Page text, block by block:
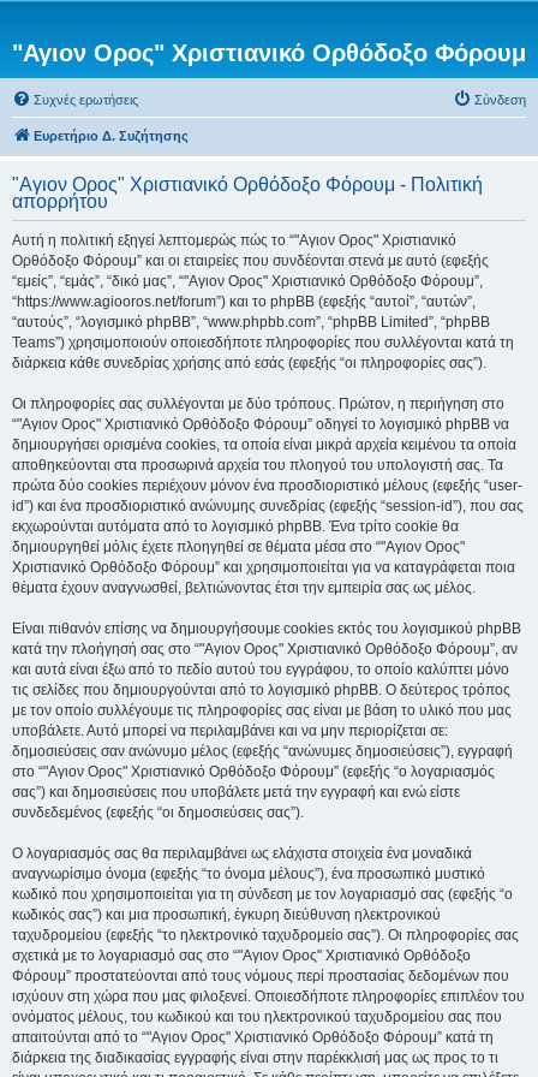
"Αγιον Ορος" Χριστιανικό Ορθόδοξο Φόρουμ
Συχνές ερωτήσεις Σύνδεση
Ευρετήριο Δ. Συζήτησης
"Αγιον Ορος" Χριστιανικό Ορθόδοξο Φόρουμ - Πολιτική
απορρήτου
Αυτή η πολιτική εξηγεί λεπτομερώς πώς το “"Αγιον Ορος" Χριστιανικό
Ορθόδοξο Φόρουμ” και οι εταιρείες που συνδέονται στενά με αυτό (εφεξής
“εμείς”, “εμάς”, “δικό μας”, “"Αγιον Ορος" Χριστιανικό Ορθόδοξο Φόρουμ”,
“https://www.agiooros.net/forum”) και το phpBB (εφεξής “αυτοί”, “αυτών”,
“αυτούς”, “λογισμικό phpBB”, “www.phpbb.com”, “phpBB Limited”, “phpBB
Teams”) χρησιμοποιούν οποιεσδήποτε πληροφορίες που συλλέγονται κατά τη
διάρκεια κάθε συνεδρίας χρήσης από εσάς (εφεξής “οι πληροφορίες σας”).
Οι πληροφορίες σας συλλέγονται με δύο τρόπους. Πρώτον, η περιήγηση στο
“"Αγιον Ορος" Χριστιανικό Ορθόδοξο Φόρουμ” οδηγεί το λογισμικό phpBB να
δημιουργήσει ορισμένα cookies, τα οποία είναι μικρά αρχεία κειμένου τα οποία
αποθηκεύονται στα προσωρινά αρχεία του πλοηγού του υπολογιστή σας. Τα
πρώτα δύο cookies περιέχουν μόνον ένα προσδιοριστικό μέλους (εφεξής “user-
id”) και ένα προσδιοριστικό ανώνυμης συνεδρίας (εφεξής “session-id”), που σας
εκχωρούνται αυτόματα από το λογισμικό phpBB. Ένα τρίτο cookie θα
δημιουργηθεί μόλις έχετε πλοηγηθεί σε θέματα μέσα στο “"Αγιον Ορος"
Χριστιανικό Ορθόδοξο Φόρουμ” και χρησιμοποιείται για να καταγράφεται ποια
θέματα έχουν αναγνωσθεί, βελτιώνοντας έτσι την εμπειρία σας ως μέλος.
Είναι πιθανόν επίσης να δημιουργήσουμε cookies εκτός του λογισμικού phpBB
κατά την πλοήγησή σας στο “"Αγιον Ορος" Χριστιανικό Ορθόδοξο Φόρουμ”, αν
και αυτά είναι έξω από το πεδίο αυτού του εγγράφου, το οποίο καλύπτει μόνο
τις σελίδες που δημιουργούνται από το λογισμικό phpBB. Ο δεύτερος τρόπος
με τον οποίο συλλέγουμε τις πληροφορίες σας είναι με βάση το υλικό που μας
υποβάλετε. Αυτό μπορεί να περιλαμβάνει και να μην περιορίζεται σε:
δημοσιεύσεις σαν ανώνυμο μέλος (εφεξής “ανώνυμες δημοσιεύσεις”), εγγραφή
στο “"Αγιον Ορος" Χριστιανικό Ορθόδοξο Φόρουμ” (εφεξής “ο λογαριασμός
σας”) και δημοσιεύσεις που υποβάλετε μετά την εγγραφή και ενώ είστε
συνδεδεμένος (εφεξής “οι δημοσιεύσεις σας”).
Ο λογαριασμός σας θα περιλαμβάνει ως ελάχιστα στοιχεία ένα μοναδικά
αναγνωρίσιμο όνομα (εφεξής “το όνομα μέλους”), ένα προσωπικό μυστικό
κωδικό που χρησιμοποιείται για τη σύνδεση με τον λογαριασμό σας (εφεξής “ο
κωδικός σας”) και μια προσωπική, έγκυρη διεύθυνση ηλεκτρονικού
ταχυδρομείου (εφεξής “το ηλεκτρονικό ταχυδρομείο σας”). Οι πληροφορίες σας
σχετικά με το λογαριασμό σας στο “"Αγιον Ορος" Χριστιανικό Ορθόδοξο
Φόρουμ” προστατεύονται από τους νόμους περί προστασίας δεδομένων που
ισχύουν στη χώρα που μας φιλοξενεί. Οποιεσδήποτε πληροφορίες επιπλέον του
ονόματος μέλους, του κωδικού και του ηλεκτρονικού ταχυδρομείου σας που
απαιτούνται από το “"Αγιον Ορος" Χριστιανικό Ορθόδοξο Φόρουμ” κατά τη
διάρκεια της διαδικασίας εγγραφής είναι στην παρέκκλισή μας ως προς το τι